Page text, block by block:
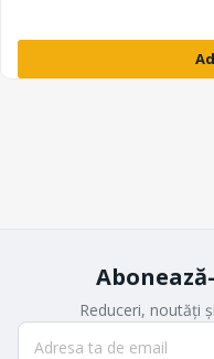
Reduceri, noutăți